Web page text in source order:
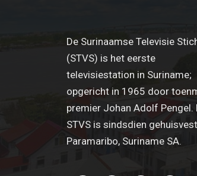
De Surinaamse Televisie
(STVS) is het eerste
televisiestation in Suriname;
opgericht in 1965 door
premier Johan Adolf Pengel.
STVS is sindsdien
Paramaribo, Suriname SA.